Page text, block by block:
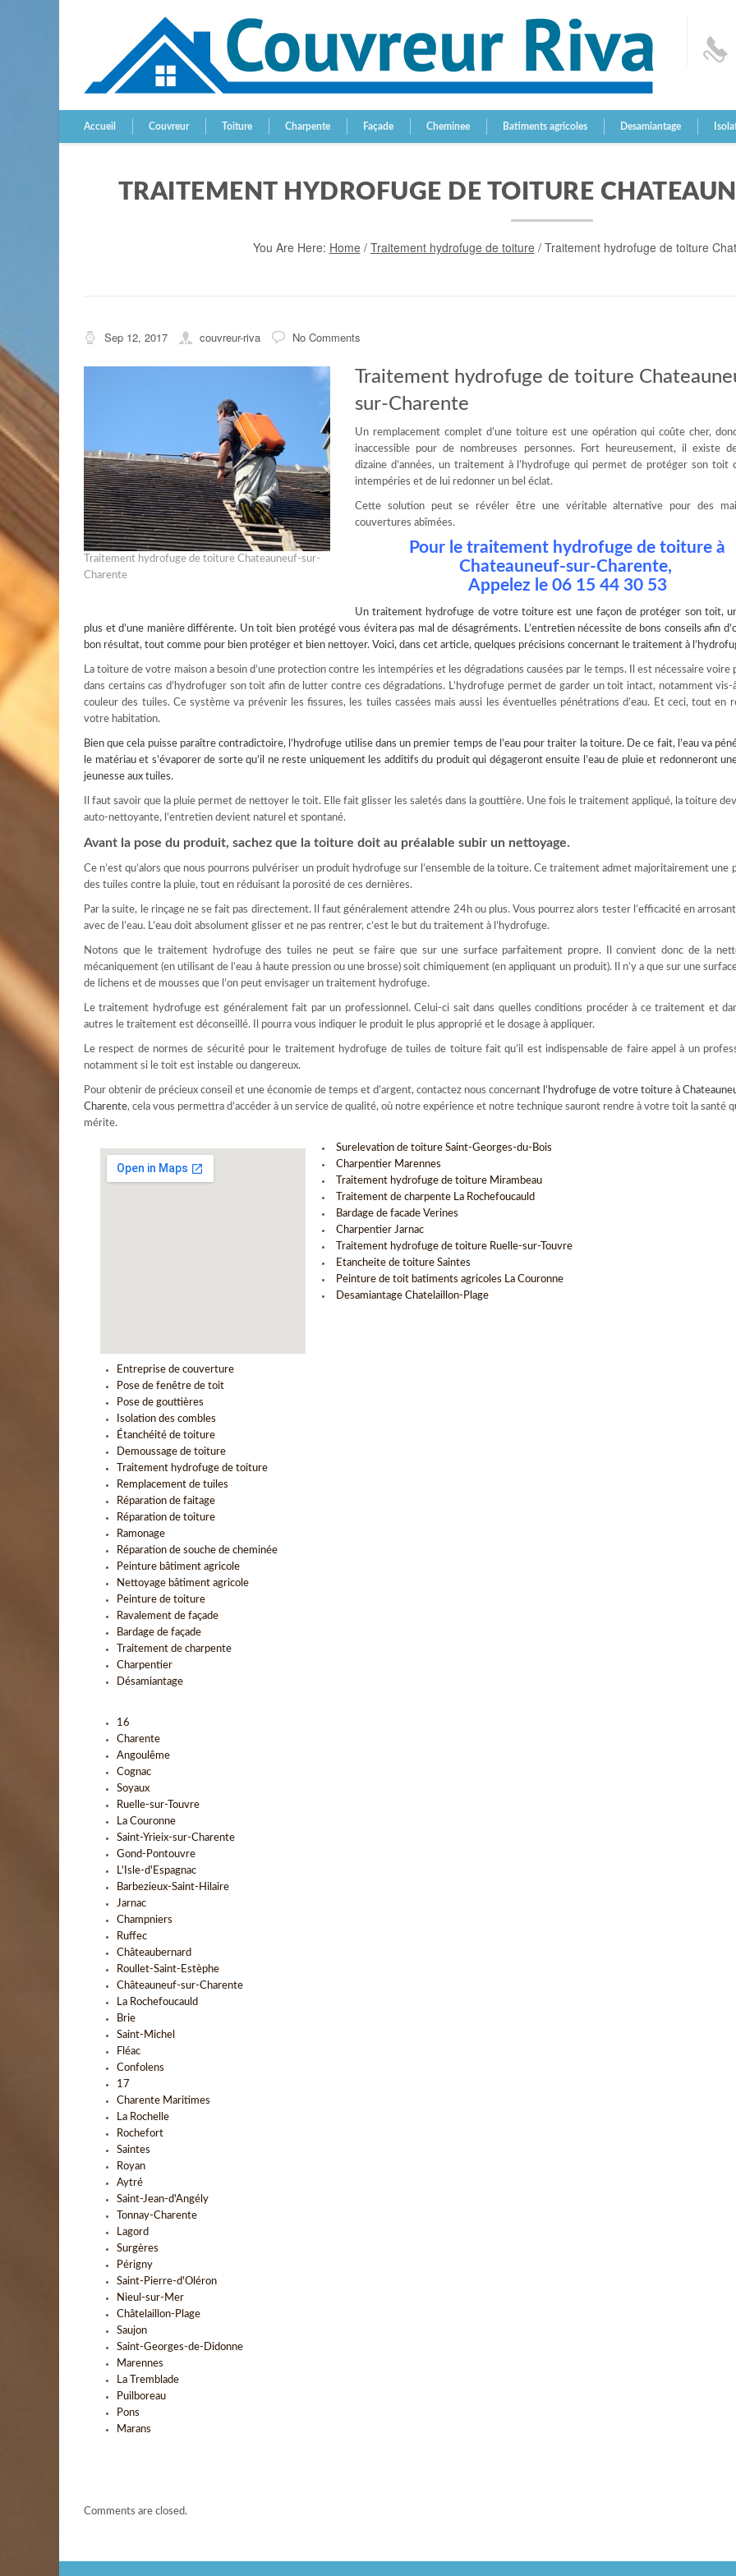
Accueil Couvreur Toiture Charpente Façade Cheminee Batiments agricoles Desamiantage
TRAITEMENT HYDROFUGE DE TOITURE
You Are Here: Home/ Traitement hydrofuge de toiture/ Traitement hydrofuge de toiture
Sep 12, 2017 couvreur-riva No Comments
Traitement hydrofuge de toiture Chateauneuf-sur-
Charente
Traitement hydrofuge de toiture
sur-Charente
Un remplacement complet d’une toiture est une opération qui coûte cher,
inaccessible pour de nombreuses personnes. Fort heureusement, il existe
dizaine d’années, un traitement à l’hydrofuge qui permet de protéger son toit
intempéries et de lui redonner un bel éclat.
Cette solution peut se révéler être une véritable alternative pour des
couvertures abîmées.
Pour le traitement hydrofuge de toiture à
Chateauneuf-sur-Charente,
Appelez le 06 15 44 30 53
Untraitement hydrofuge de votre toiture est une façon de protéger son toit,
plus et d’une manière différente. Un toit bien protégé vous évitera pas mal de désagréments. L’entretien nécessite de bons conseils afin
bon résultat, tout comme pour bien protéger et bien nettoyer. Voici, dans cet article, quelques précisions concernant le traitement à
La toiture de votre maison a besoin d’une protection contre les intempéries et les dégradations causées par le temps. Il est nécessaire voire
dans certains cas d’hydrofuger son toit afin de lutter contre ces dégradations. L’hydrofuge permet de garder un toit intact, notamment vis-
couleur des tuiles. Ce système va prévenir les fissures, les tuiles cassées mais aussi les éventuelles pénétrations d’eau. Et ceci, tout en
votre habitation.
Bien que cela puisse paraître contradictoire, l’hydrofuge utilise dans un premier temps de l’eau pourtraiter la toiture. De ce fait, l’eau va
le matériau et s’évaporer de sorte qu’il ne reste uniquement les additifs du produit qui dégageront ensuite l’eau de pluie et redonneront
jeunesse aux tuiles.
Il faut savoir que la pluie permet de nettoyer le toit. Elle fait glisser les saletés dans la gouttière. Une fois le traitement appliqué, la toiture
auto-nettoyante, l’entretien devient naturel et spontané.
Avant la pose du produit, sachez que la toiture doit au préalable subir un nettoyage.
Ce n’est qu’alors que nous pourrons pulvériser un produit hydrofuge sur l’ensemble de la toiture. Ce traitement admet majoritairement une
des tuiles contre la pluie, tout en réduisant la porosité de ces dernières.
Par la suite, le rinçage ne se fait pas directement. Il faut généralement attendre 24h ou plus. Vous pourrez alors tester l’efficacité en
avec de l’eau. L’eau doit absolument glisser et ne pas rentrer, c’est le but du traitement à l’hydrofuge.
Notons que le traitement hydrofuge des tuiles ne peut se faire que sur une surface parfaitement propre. Il convient donc de la
mécaniquement (en utilisant de l’eau à haute pression ou une brosse) soit chimiquement (en appliquant un produit). Il n’y a que sur une
de lichens et de mousses que l’on peut envisager un traitement hydrofuge.
Le traitement hydrofuge est généralement fait par un professionnel. Celui-ci sait dans quelles conditions procéder à ce traitement et
autres le traitement est déconseillé. Il pourra vous indiquer le produit le plus approprié et le dosage à appliquer.
Le respect de normes de sécurité pour le traitement hydrofuge de tuiles de toiture fait qu’il est indispensable de faire appel à un
notamment si le toit est instable ou dangereux.
Pour obtenir de précieux conseil et une économie de temps et d’argent, contactez nous concernant l’ hydrofuge de votre toiture à
Charente, cela vous permettra d’accéder à un service de qualité, où notre expérience et notre technique sauront rendre à votre toit la santé
mérite.
Surelevation de toiture Saint-Georges-du-Bois
Charpentier Marennes
Traitement hydrofuge de toiture Mirambeau
Traitement de charpente La Rochefoucauld
Bardage de facade Verines
Charpentier Jarnac
Traitement hydrofuge de toiture Ruelle-sur-Touvre
Etancheite de toiture Saintes
Peinture de toit batiments agricoles La Couronne
Desamiantage Chatelaillon-Plage
Entreprise de couverture
Pose de fenêtre de toit
Pose de gouttières
Isolation des combles
Étanchéité de toiture
Demoussage de toiture
Traitement hydrofuge de toiture
Remplacement de tuiles
Réparation de faitage
Réparation de toiture
Ramonage
Réparation de souche de cheminée
Peinture bâtiment agricole
Nettoyage bâtiment agricole
Peinture de toiture
Ravalement de façade
Bardage de façade
Traitement de charpente
Charpentier
Désamiantage
16
Charente
Angoulême
Cognac
Soyaux
Ruelle-sur-Touvre
La Couronne
Saint-Yrieix-sur-Charente
Gond-Pontouvre
L'Isle-d'Espagnac
Barbezieux-Saint-Hilaire
Jarnac
Champniers
Ruffec
Châteaubernard
Roullet-Saint-Estèphe
Châteauneuf-sur-Charente
La Rochefoucauld
Brie
Saint-Michel
Fléac
Confolens
17
Charente Maritimes
La Rochelle
Rochefort
Saintes
Royan
Aytré
Saint-Jean-d'Angély
Tonnay-Charente
Lagord
Surgères
Périgny
Saint-Pierre-d'Oléron
Nieul-sur-Mer
Châtelaillon-Plage
Saujon
Saint-Georges-de-Didonne
Marennes
La Tremblade
Puilboreau
Pons
Marans
Comments are closed.